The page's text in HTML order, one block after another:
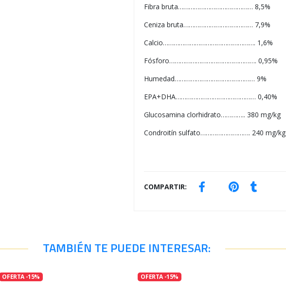
Fibra bruta…………………………………… 8,5%
Ceniza bruta………………………………… 7,9%
Calcio……………………………………………. 1,6%
Fósforo…………………………………………. 0,95%
Humedad……………………………………… 9%
EPA+DHA……………………………………… 0,40%
Glucosamina clorhidrato………….. 380 mg/kg
Condroitín sulfato………………………. 240 mg/kg
COMPARTIR:
TAMBIÉN TE PUEDE INTERESAR:
OFERTA -15% OFERTA -15%